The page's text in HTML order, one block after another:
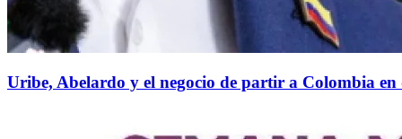
Uribe, Abelardo y el negocio de partir a Colombia en